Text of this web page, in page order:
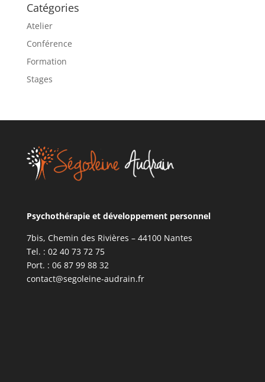
t
i
e
:
Catégories
Atelier
Conférence
Formation
Stages
Psychothérapie et développement personnel
7bis, Chemin des Rivières – 44100 Nantes
Tel. : 02 40 73 72 75
Port. : 06 87 99 88 32
contact@segoleine-audrain.fr